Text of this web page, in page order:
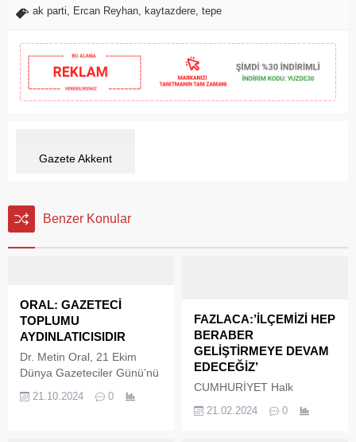
ak parti Ercan Reyhan kaytazdere tepe
Gazete Akkent
Benzer Konular
ORAL: GAZETECİ
TOPLUMU
AYDINLATICISIDIR
Dr. Metin Oral, 21 Ekim
Dünya Gazeteciler Günü’nü
mesleğin önemine dikkat
21.10.2024 0
FAZLACA:’İLÇEMİZİ HEP
BERABER
GELİŞTİRMEYE DEVAM
EDECEĞİZ’
CUMHURİYET Halk
Başkan Adayı Yasemin
21.02.2024 0